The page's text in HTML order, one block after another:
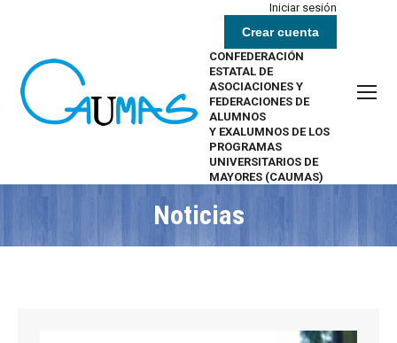
Iniciar sesión
Crear cuenta
CONFEDERACIÓN
ESTATAL DE
ASOCIACIONES Y
FEDERACIONES DE
ALUMNOS
Y EXALUMNOS DE LOS
PROGRAMAS
UNIVERSITARIOS DE
MAYORES (CAUMAS)
Noticias
Estás aquí: